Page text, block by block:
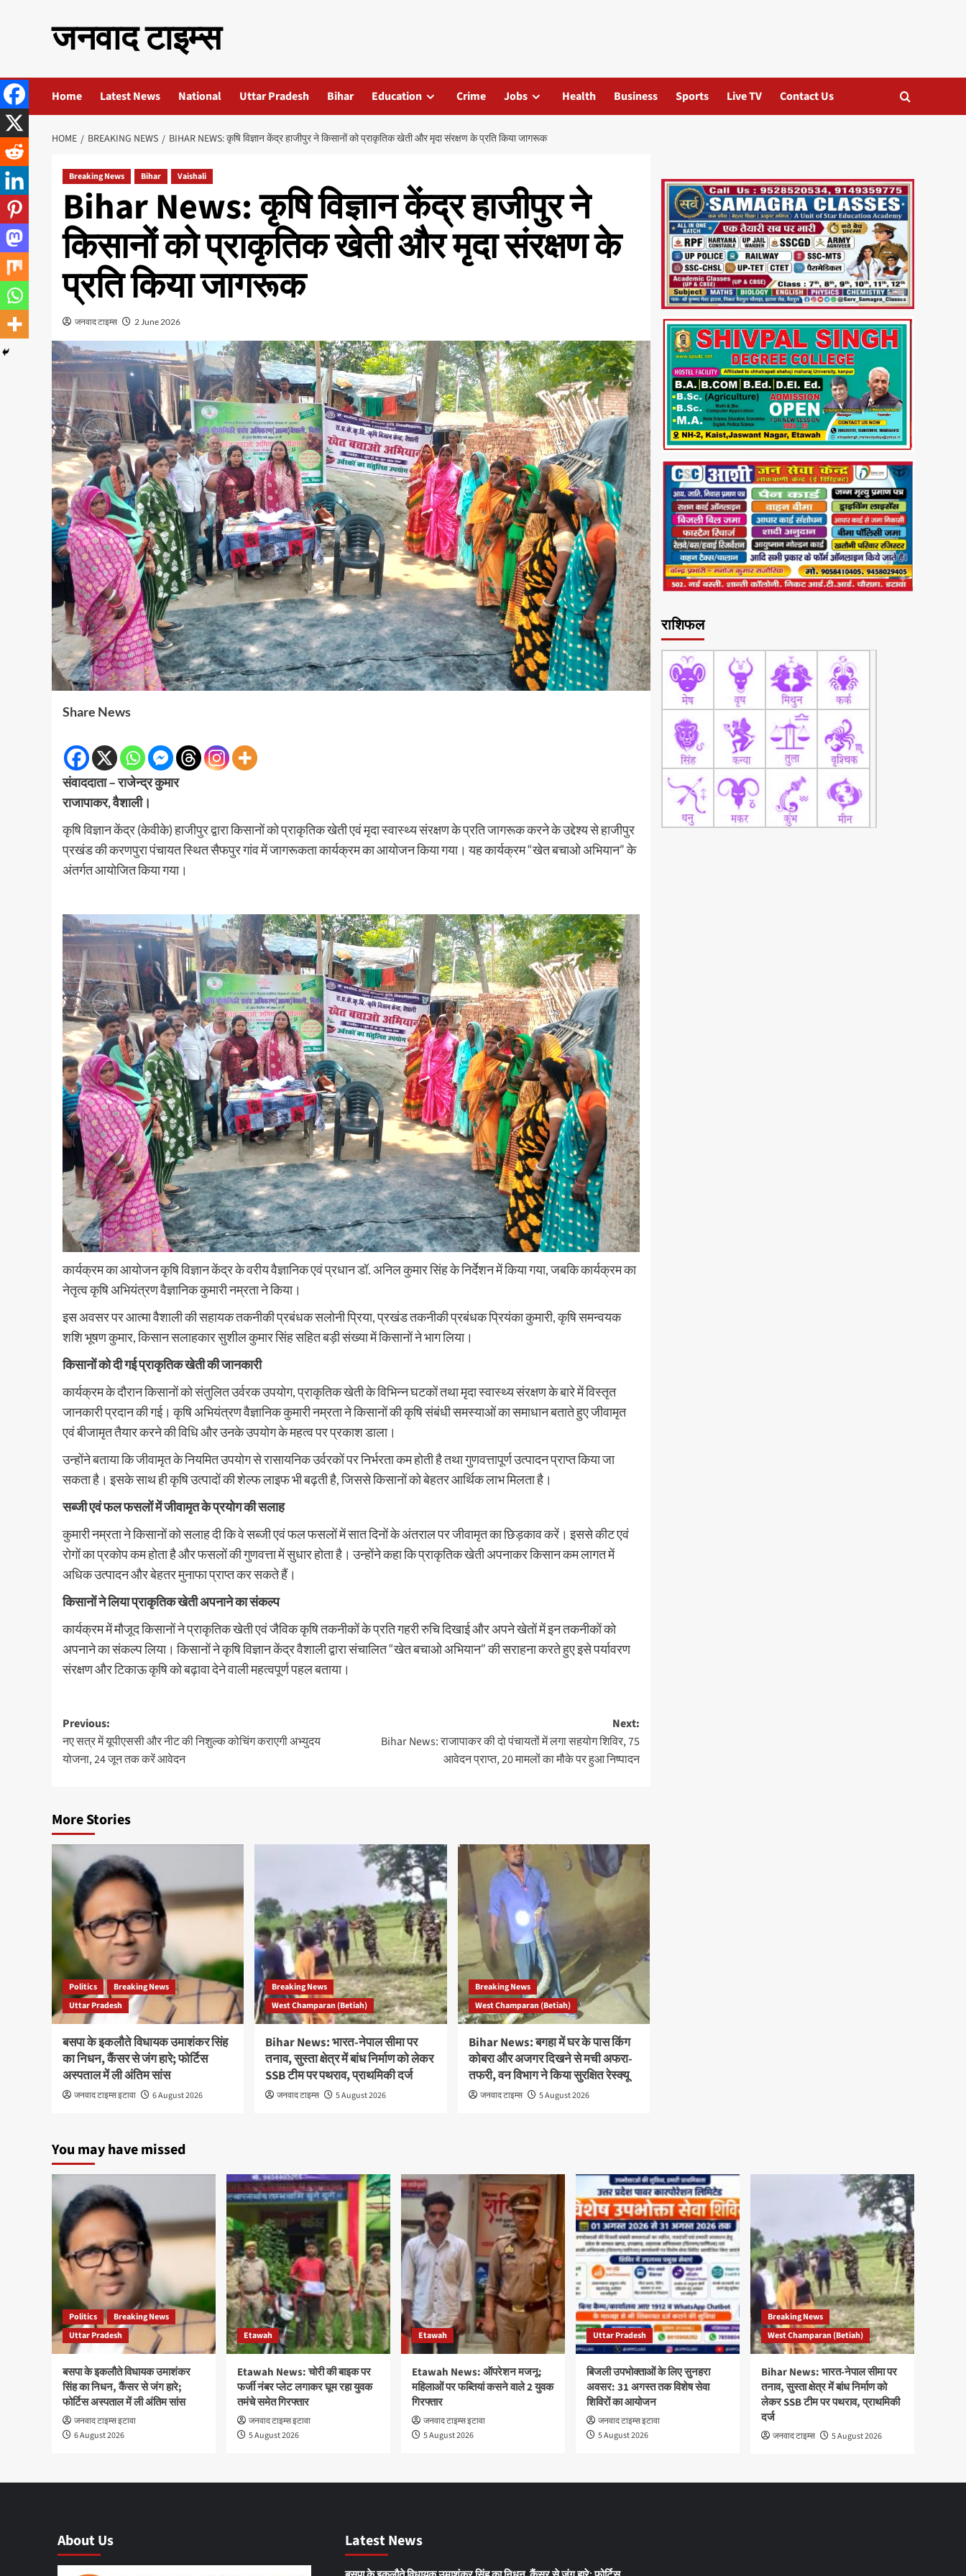
जनवाद टाइम्स
Home Latest News National Uttar Pradesh Bihar Education Crime Jobs Health Business Sports Live TV Contact Us
HOME BREAKING NEWS BIHAR NEWS: कृषि विज्ञान केंद्र हाजीपुर ने किसानों को प्राकृतिक खेती और मृदा संरक्षण के प्रति किया जागरूक
Breaking News Bihar Vaishali
Bihar News: कृषि विज्ञान केंद्र हाजीपुर ने
किसानों को प्राकृतिक खेती और मृदा संरक्षण के
प्रति किया जागरूक
जनवाद टाइम्स 2 June 2026
Share News
संवाददाता – राजेन्द्र कुमार
राजापाकर, वैशाली।
कृषि विज्ञान केंद्र (केवीके) हाजीपुर द्वारा किसानों को प्राकृतिक खेती एवं मृदा स्वास्थ्य संरक्षण के प्रति जागरूक करने के उद्देश्य से हाजीपुर
प्रखंड की करणपुरा पंचायत स्थित सैफपुर गांव में जागरूकता कार्यक्रम का आयोजन किया गया। यह कार्यक्रम “खेत बचाओ अभियान” के
अंतर्गत आयोजित किया गया।
कार्यक्रम का आयोजन कृषि विज्ञान केंद्र के वरीय वैज्ञानिक एवं प्रधान डॉ. अनिल कुमार सिंह के निर्देशन में किया गया, जबकि कार्यक्रम का
नेतृत्व कृषि अभियंत्रण वैज्ञानिक कुमारी नम्रता ने किया।
इस अवसर पर आत्मा वैशाली की सहायक तकनीकी प्रबंधक सलोनी प्रिया, प्रखंड तकनीकी प्रबंधक प्रियंका कुमारी, कृषि समन्वयक
शशि भूषण कुमार, किसान सलाहकार सुशील कुमार सिंह सहित बड़ी संख्या में किसानों ने भाग लिया।
किसानों को दी गई प्राकृतिक खेती की जानकारी
कार्यक्रम के दौरान किसानों को संतुलित उर्वरक उपयोग, प्राकृतिक खेती के विभिन्न घटकों तथा मृदा स्वास्थ्य संरक्षण के बारे में विस्तृत
जानकारी प्रदान की गई। कृषि अभियंत्रण वैज्ञानिक कुमारी नम्रता ने किसानों की कृषि संबंधी समस्याओं का समाधान बताते हुए जीवामृत
एवं बीजामृत तैयार करने की विधि और उनके उपयोग के महत्व पर प्रकाश डाला।
उन्होंने बताया कि जीवामृत के नियमित उपयोग से रासायनिक उर्वरकों पर निर्भरता कम होती है तथा गुणवत्तापूर्ण उत्पादन प्राप्त किया जा
सकता है। इसके साथ ही कृषि उत्पादों की शेल्फ लाइफ भी बढ़ती है, जिससे किसानों को बेहतर आर्थिक लाभ मिलता है।
सब्जी एवं फल फसलों में जीवामृत के प्रयोग की सलाह
कुमारी नम्रता ने किसानों को सलाह दी कि वे सब्जी एवं फल फसलों में सात दिनों के अंतराल पर जीवामृत का छिड़काव करें। इससे कीट एवं
रोगों का प्रकोप कम होता है और फसलों की गुणवत्ता में सुधार होता है। उन्होंने कहा कि प्राकृतिक खेती अपनाकर किसान कम लागत में
अधिक उत्पादन और बेहतर मुनाफा प्राप्त कर सकते हैं।
किसानों ने लिया प्राकृतिक खेती अपनाने का संकल्प
कार्यक्रम में मौजूद किसानों ने प्राकृतिक खेती एवं जैविक कृषि तकनीकों के प्रति गहरी रुचि दिखाई और अपने खेतों में इन तकनीकों को
अपनाने का संकल्प लिया। किसानों ने कृषि विज्ञान केंद्र वैशाली द्वारा संचालित “खेत बचाओ अभियान” की सराहना करते हुए इसे पर्यावरण
संरक्षण और टिकाऊ कृषि को बढ़ावा देने वाली महत्वपूर्ण पहल बताया।
Post
navigation
Previous:
नए सत्र में यूपीएससी और नीट की निशुल्क कोचिंग कराएगी अभ्युदय
योजना, 24 जून तक करें आवेदन
Next:
Bihar News: राजापाकर की दो पंचायतों में लगा सहयोग शिविर, 75
आवेदन प्राप्त, 20 मामलों का मौके पर हुआ निष्पादन
More Stories
Politics
Breaking News
Uttar Pradesh
बसपा के इकलौते विधायक उमाशंकर सिंह
का निधन, कैंसर से जंग हारे; फोर्टिस
अस्पताल में ली अंतिम सांस
जनवाद टाइम्स इटावा 6 August 2026
Breaking News
West Champaran (Betiah)
Bihar News: भारत-नेपाल सीमा पर
तनाव, सुस्ता क्षेत्र में बांध निर्माण को लेकर
SSB टीम पर पथराव, प्राथमिकी दर्ज
जनवाद टाइम्स 5 August 2026
Breaking News
West Champaran (Betiah)
Bihar News: बगहा में घर के पास किंग
कोबरा और अजगर दिखने से मची अफरा-
तफरी, वन विभाग ने किया सुरक्षित रेस्क्यू
जनवाद टाइम्स 5 August 2026
राशिफल
You may have missed
Politics
Breaking News
Uttar Pradesh
बसपा के इकलौते विधायक उमाशंकर
सिंह का निधन, कैंसर से जंग हारे;
फोर्टिस अस्पताल में ली अंतिम सांस
जनवाद टाइम्स इटावा
6 August 2026
Etawah
Etawah News: चोरी की बाइक पर
फर्जी नंबर प्लेट लगाकर घूम रहा युवक
तमंचे समेत गिरफ्तार
जनवाद टाइम्स इटावा
5 August 2026
Etawah
Etawah News: ऑपरेशन मजनू:
महिलाओं पर फब्तियां कसने वाले 2 युवक
गिरफ्तार
जनवाद टाइम्स इटावा
5 August 2026
Uttar Pradesh
बिजली उपभोक्ताओं के लिए सुनहरा
अवसर: 31 अगस्त तक विशेष सेवा
शिविरों का आयोजन
जनवाद टाइम्स इटावा
5 August 2026
Breaking News
West Champaran (Betiah)
Bihar News: भारत-नेपाल सीमा पर
तनाव, सुस्ता क्षेत्र में बांध निर्माण को
लेकर SSB टीम पर पथराव, प्राथमिकी
दर्ज
जनवाद टाइम्स 5 August 2026
About Us Latest News